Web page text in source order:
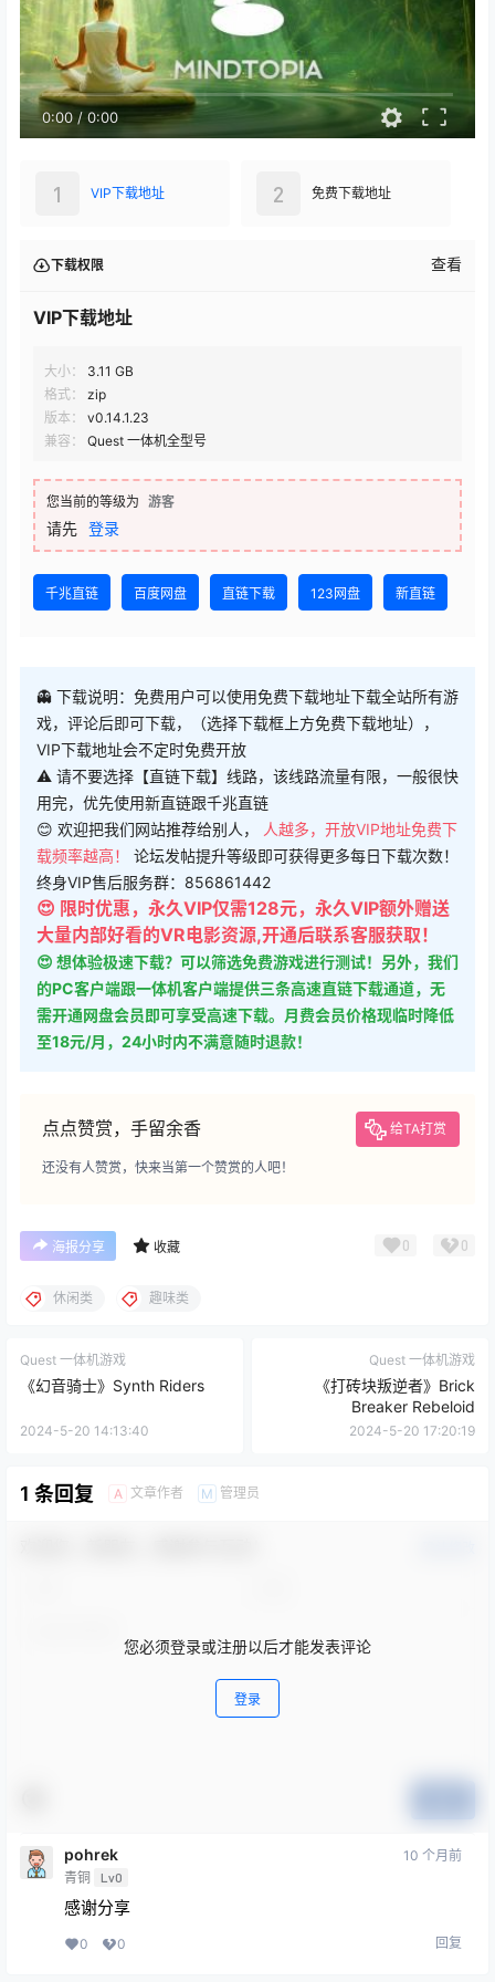
0:00 / 0:00
VIP下载地址
1 免费下载地址
2
下载权限 查看
VIP下载地址
大小：
3.11 GB
格式：
zip
版本：
v0.14.1.23
兼容：
Quest 一体机全型号
您当前的等级为 游客
请先 登录
千兆直链 百度网盘 直链下载 123网盘 新直链
👻 下载说明：免费用户可以使用免费下载地址下载全站所有游
戏，评论后即可下载，（选择下载框上方免费下载地址），
VIP下载地址会不定时免费开放
⚠ 请不要选择【直链下载】线路，该线路流量有限，一般很快
用完，优先使用新直链跟千兆直链
😊 欢迎把我们网站推荐给别人，
人越多，开放VIP地址免费下
载频率越高！ 论坛发帖提升等级即可获得更多每日下载次数！
终身VIP售后服务群：856861442
😍 限时优惠，永久VIP仅需128元，永久VIP额外赠送
大量内部好看的VR电影资源,开通后联系客服获取！
😍 想体验极速下载？可以筛选免费游戏进行测试！另外，我们
的PC客户端跟一体机客户端提供三条高速直链下载通道，无
需开通网盘会员即可享受高速下载。月费会员价格现临时降低
至18元/月，24小时内不满意随时退款！
点点赞赏，手留余香 给TA打赏
还没有人赞赏，快来当第一个赞赏的人吧！
海报分享 收藏 0 0
休闲类 趣味类
Quest 一体机游戏
《幻音骑士》Synth Riders
2024-5-20 14:13:40
Quest 一体机游戏
《打砖块叛逆者》Brick
Breaker Rebeloid
2024-5-20 17:20:19
1 条回复 A 文章作者 M 管理员
您必须登录或注册以后才能发表评论
登录
pohrek
青铜 Lv0
10 个月前
感谢分享
0 0 回复